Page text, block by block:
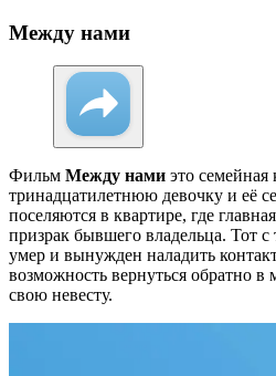
Между нами
Фильм Между нами это семейная
тринадцатилетнюю девочку и её
поселяются в квартире, где
призрак бывшего владельца. Тот
умер и вынужден наладить
возможность вернуться обратно
свою невесту.